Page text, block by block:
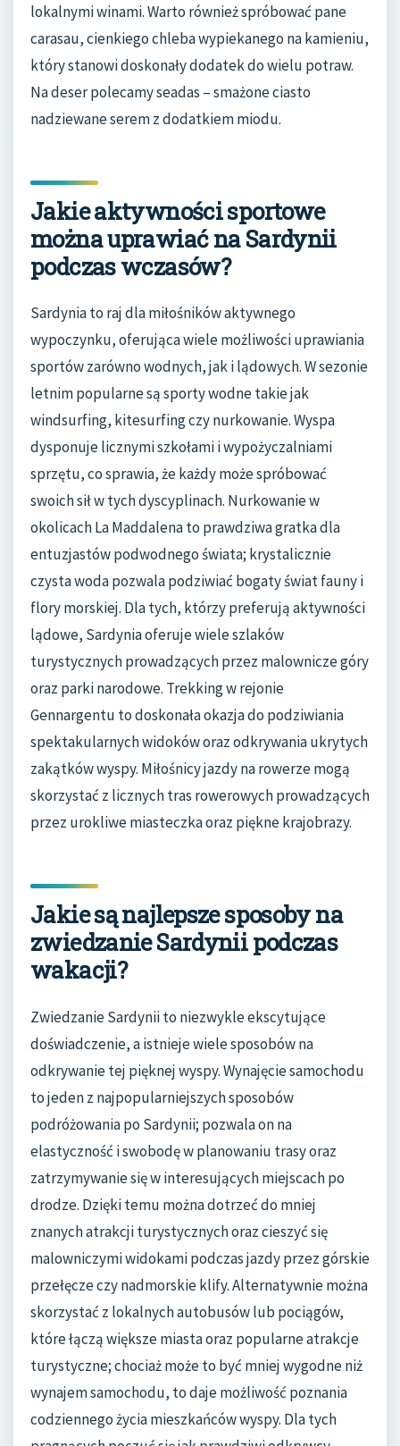
lokalnymi winami. Warto również spróbować pane
carasau, cienkiego chleba wypiekanego na kamieniu,
który stanowi doskonały dodatek do wielu potraw.
Na deser polecamy seadas – smażone ciasto
nadziewane serem z dodatkiem miodu.
Jakie aktywności sportowe
można uprawiać na Sardynii
podczas wczasów?
Sardynia to raj dla miłośników aktywnego
wypoczynku, oferująca wiele możliwości uprawiania
sportów zarówno wodnych, jak i lądowych. W sezonie
letnim popularne są sporty wodne takie jak
windsurfing, kitesurfing czy nurkowanie. Wyspa
dysponuje licznymi szkołami i wypożyczalniami
sprzętu, co sprawia, że każdy może spróbować
swoich sił w tych dyscyplinach. Nurkowanie w
okolicach La Maddalena to prawdziwa gratka dla
entuzjastów podwodnego świata; krystalicznie
czysta woda pozwala podziwiać bogaty świat fauny i
flory morskiej. Dla tych, którzy preferują aktywności
lądowe, Sardynia oferuje wiele szlaków
turystycznych prowadzących przez malownicze góry
oraz parki narodowe. Trekking w rejonie
Gennargentu to doskonała okazja do podziwiania
spektakularnych widoków oraz odkrywania ukrytych
zakątków wyspy. Miłośnicy jazdy na rowerze mogą
skorzystać z licznych tras rowerowych prowadzących
przez urokliwe miasteczka oraz piękne krajobrazy.
Jakie są najlepsze sposoby na
zwiedzanie Sardynii podczas
wakacji?
Zwiedzanie Sardynii to niezwykle ekscytujące
doświadczenie, a istnieje wiele sposobów na
odkrywanie tej pięknej wyspy. Wynajęcie samochodu
to jeden z najpopularniejszych sposobów
podróżowania po Sardynii; pozwala on na
elastyczność i swobodę w planowaniu trasy oraz
zatrzymywanie się w interesujących miejscach po
drodze. Dzięki temu można dotrzeć do mniej
znanych atrakcji turystycznych oraz cieszyć się
malowniczymi widokami podczas jazdy przez górskie
przełęcze czy nadmorskie klify. Alternatywnie można
skorzystać z lokalnych autobusów lub pociągów,
które łączą większe miasta oraz popularne atrakcje
turystyczne; chociaż może to być mniej wygodne niż
wynajem samochodu, to daje możliwość poznania
codziennego życia mieszkańców wyspy. Dla tych